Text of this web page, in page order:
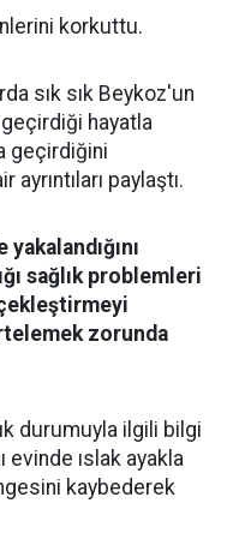
korkuttu.
sık sık Beykoz'un
hayatla
geçirdiğini
paylaştı.
sağlık problemleri
zorunda
durumuyla ilgili bilgi
evinde ıslak ayakla
kaybederek